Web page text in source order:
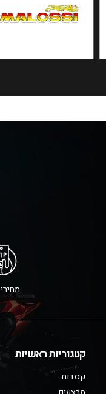
מחירי VIP
קטגוריות ראשיות
קסדות